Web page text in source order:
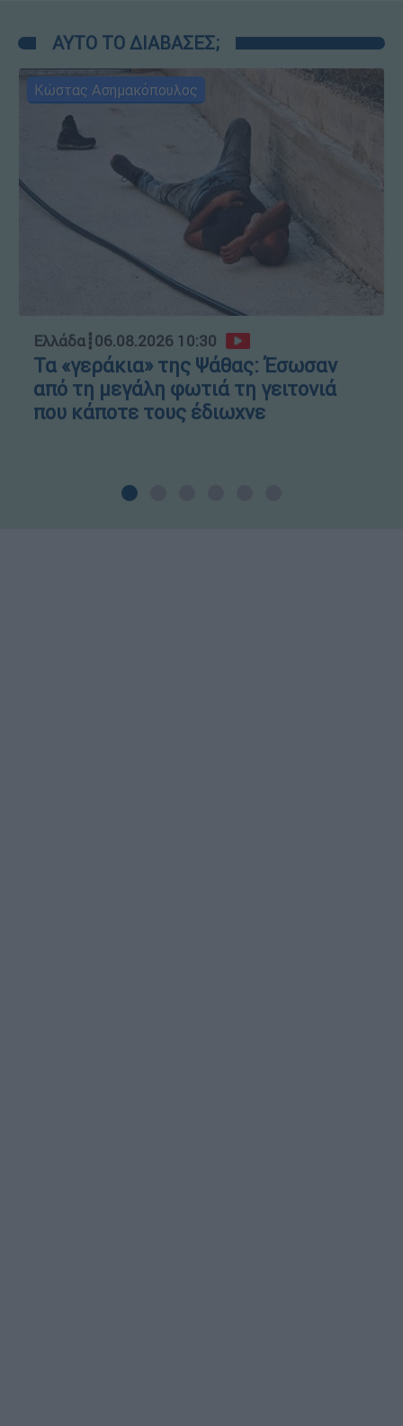
ΑΥΤΟ ΤΟ ΔΙΑΒΑΣΕΣ;
Κώστας Ασημακόπουλος
Ελλάδα┋06.08.2026 10:30
Τα «γεράκια» της Ψάθας: Έσωσαν
από τη μεγάλη φωτιά τη γειτονιά
που κάποτε τους έδιωχνε